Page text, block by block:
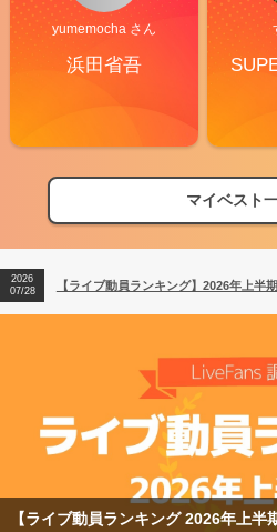
yumemocha さん
浜田省吾
マイベスト
【ライブ動員ランキング】2026年上半期
【フェス特集2026】フェス情報はここ
2026
07/28
【ライブ動員ランキング】2026年上半
【ライブ動員ランキング 2026年上半